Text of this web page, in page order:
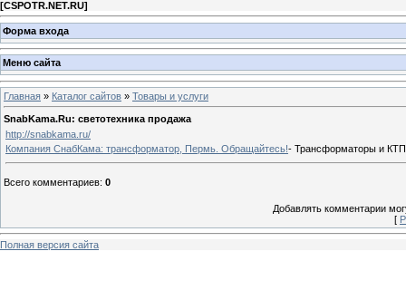
[CSPOTR.NET.RU]
Форма входа
Меню сайта
Главная » Каталог сайтов » Товары и услуги
SnabKama.Ru: светотехника продажа
http://snabkama.ru/
Компания СнабКама: трансформатор, Пермь. Обращайтесь!- Трансформаторы и
Всего комментариев: 0
Добавлять комментарии
[
Полная версия сайта